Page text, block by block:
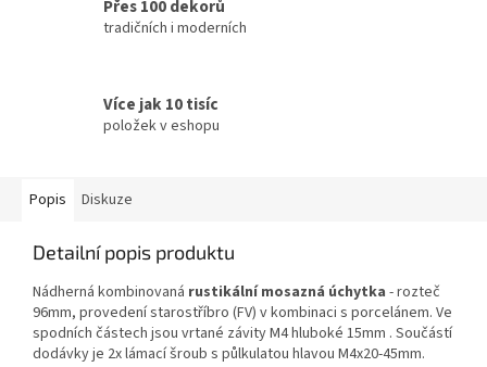
Přes 100 dekorů
tradičních i moderních
Více jak 10 tisíc
položek v eshopu
Popis Diskuze
Detailní popis produktu
Nádherná kombinovaná rustikální mosazná úchytka - rozteč
96mm, provedení starostříbro (FV) v kombinaci s porcelánem. Ve
spodních částech jsou vrtané závity M4 hluboké 15mm . Součástí
dodávky je 2x lámací šroub s půlkulatou hlavou M4x20-45mm.